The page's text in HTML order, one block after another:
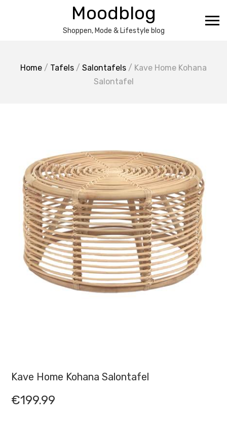
Moodblog
Shoppen, Mode & Lifestyle blog
Home / Tafels / Salontafels / Kave Home Kohana
Salontafel
Kave Home Kohana Salontafel
€199.99